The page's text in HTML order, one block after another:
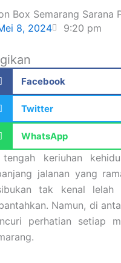
Sukoharjo
Klaten
Karanganyar
Sragen
Wonogiri
Box Semarang Sarana
8, 2024
9:20 pm
Facebook
Twitter
WhatsApp
keriuhan
jalanan yang
tak kenal
Namun, di
perhatian setiap